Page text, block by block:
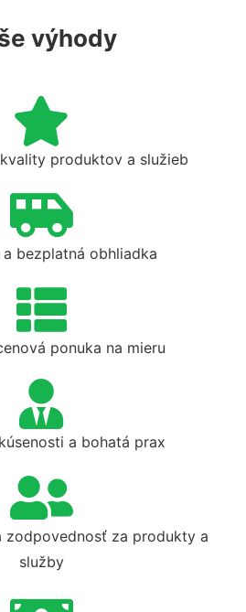
výhody
produktov a služieb
a bezplatná obhliadka
ponuka na mieru
a bohatá prax
zodpovednosť za produkty a
služby